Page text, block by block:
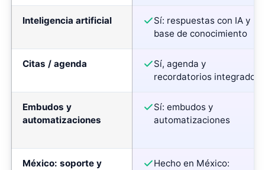
Inteligencia artificial
Sí: respuestas con IA y
base de conocimiento
Citas / agenda
Sí, agenda y
recordatorios integrados
Embudos y
automatizaciones
Sí: embudos y
automatizaciones
México: soporte y
Hecho en México: